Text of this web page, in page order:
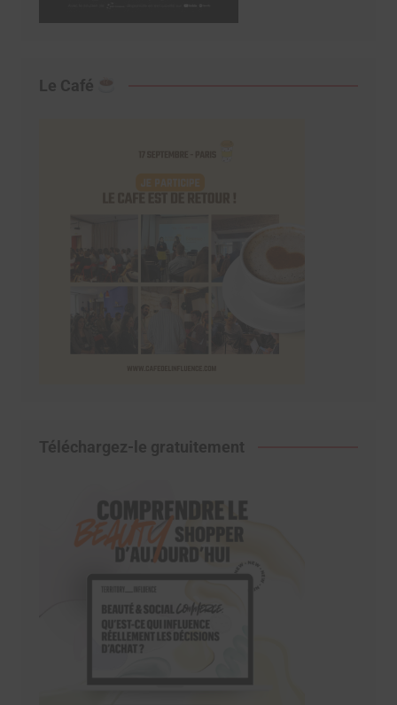
Le Café
Téléchargez-le gratuitement